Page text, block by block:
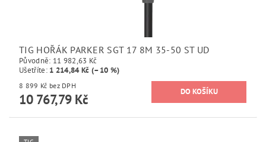
TIG HOŘÁK PARKER SGT 17 8M 35-50 ST UD
Původně: 11 982,63 Kč
Ušetříte: 1 214,84 Kč (–10 %)
8 899 Kč bez DPH
10 767,79 Kč